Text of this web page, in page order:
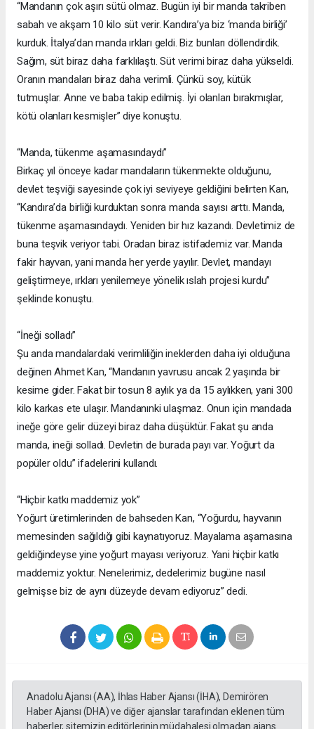
“Mandanın çok aşırı sütü olmaz. Bugün iyi bir manda takriben
sabah ve akşam 10 kilo süt verir. Kandıra’ya biz ‘manda birliği’
kurduk. İtalya’dan manda ırkları geldi. Biz bunları döllendirdik.
Sağım, süt biraz daha farklılaştı. Süt verimi biraz daha yükseldi.
Oranın mandaları biraz daha verimli. Çünkü soy, kütük
tutmuşlar. Anne ve baba takip edilmiş. İyi olanları bırakmışlar,
kötü olanları kesmişler” diye konuştu.
“Manda, tükenme aşamasındaydı”
Birkaç yıl önceye kadar mandaların tükenmekte olduğunu,
devlet teşviği sayesinde çok iyi seviyeye geldiğini belirten Kan,
“Kandıra’da birliği kurduktan sonra manda sayısı arttı. Manda,
tükenme aşamasındaydı. Yeniden bir hız kazandı. Devletimiz de
buna teşvik veriyor tabi. Oradan biraz istifademiz var. Manda
fakir hayvan, yani manda her yerde yayılır. Devlet, mandayı
geliştirmeye, ırkları yenilemeye yönelik ıslah projesi kurdu”
şeklinde konuştu.
“İneği solladı”
Şu anda mandalardaki verimliliğin ineklerden daha iyi olduğuna
değinen Ahmet Kan, “Mandanın yavrusu ancak 2 yaşında bir
kesime gider. Fakat bir tosun 8 aylık ya da 15 aylıkken, yani 300
kilo karkas ete ulaşır. Mandanınki ulaşmaz. Onun için mandada
ineğe göre gelir düzeyi biraz daha düşüktür. Fakat şu anda
manda, ineği solladı. Devletin de burada payı var. Yoğurt da
popüler oldu” ifadelerini kullandı.
“Hiçbir katkı maddemiz yok”
Yoğurt üretimlerinden de bahseden Kan, “Yoğurdu, hayvanın
memesinden sağıldığı gibi kaynatıyoruz. Mayalama aşamasına
geldiğindeyse yine yoğurt mayası veriyoruz. Yani hiçbir katkı
maddemiz yoktur. Nenelerimiz, dedelerimiz bugüne nasıl
gelmişse biz de aynı düzeyde devam ediyoruz” dedi.
Anadolu Ajansı (AA), İhlas Haber Ajansı (İHA), Demirören
Haber Ajansı (DHA) ve diğer ajanslar tarafından eklenen tüm
haberler, sitemizin editörlerinin müdahalesi olmadan ajans